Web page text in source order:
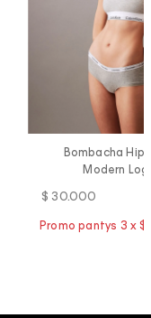
Bombacha
Modern
$ 30.000